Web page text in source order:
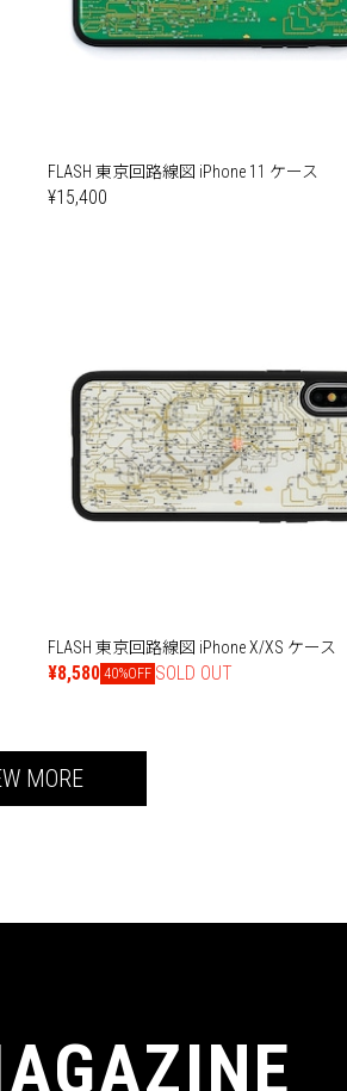
FLASH 東京回路線図 iPhone 11 ケース
¥15,400
FLASH 東京回路線図 iPhone X/XS ケース
¥8,580 40%OFF SOLD OUT
MORE